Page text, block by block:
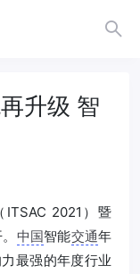
升级 智
ITSAC 2021）暨
中国智能交通年
最强的年度行业